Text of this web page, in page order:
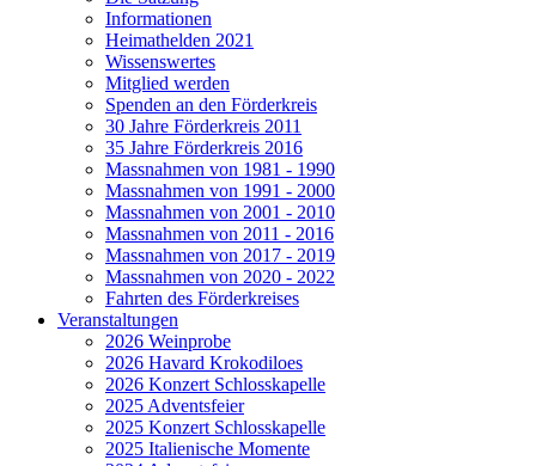
Informationen
Heimathelden 2021
Wissenswertes
Mitglied werden
Spenden an den Förderkreis
30 Jahre Förderkreis 2011
35 Jahre Förderkreis 2016
Massnahmen von 1981 - 1990
Massnahmen von 1991 - 2000
Massnahmen von 2001 - 2010
Massnahmen von 2011 - 2016
Massnahmen von 2017 - 2019
Massnahmen von 2020 - 2022
Fahrten des Förderkreises
Veranstaltungen
2026 Weinprobe
2026 Havard Krokodiloes
2026 Konzert Schlosskapelle
2025 Adventsfeier
2025 Konzert Schlosskapelle
2025 Italienische Momente